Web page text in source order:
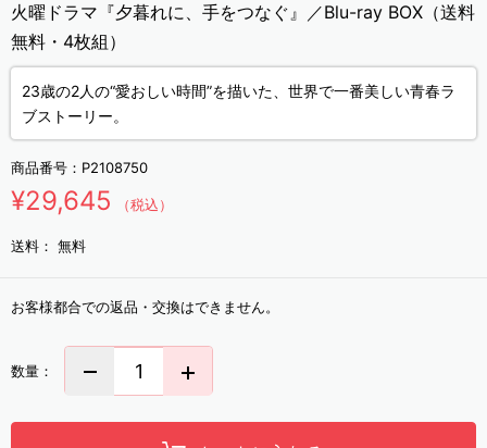
火曜ドラマ『夕暮れに、手をつなぐ』／Blu-ray BOX（送料
無料・4枚組）
23歳の2人の“愛おしい時間”を描いた、世界で一番美しい青春ラ
ブストーリー。
商品番号： P2108750
¥29,645 （税込）
送料： 無料
お客様都合での返品・交換はできません。
数量：